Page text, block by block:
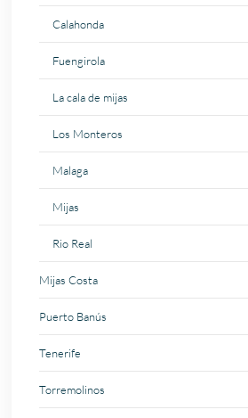
Calahonda
Fuengirola
La cala de mijas
Los Monteros
Malaga
Mijas
Rio Real
Mijas Costa
Puerto Banús
Tenerife
Torremolinos